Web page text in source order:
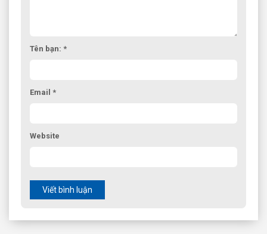
Tên bạn: *
Email *
Website
Viết bình luận